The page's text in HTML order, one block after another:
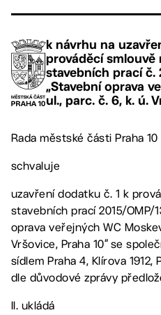
k návrhu na
prováděcí smlouvě
stavebních prací č.
„Stavební oprava
ul., parc. č. 6, k. ú.
Rada městské části Praha 10
schvaluje
uzavření dodatku č. 1 k
stavebních prací 2015/OMP/
oprava veřejných WC
Vršovice, Praha 10“ se
sídlem Praha 4, Klírova 1912,
dle důvodové zprávy
II. ukládá